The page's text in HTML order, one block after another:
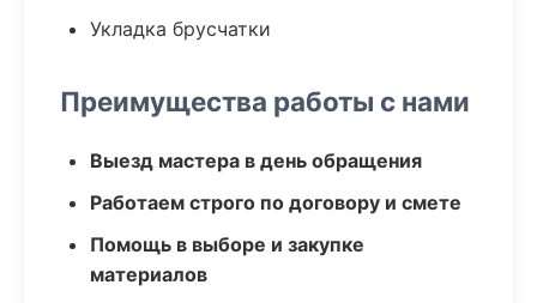
Укладка брусчатки
Преимущества работы с нами
Выезд мастера в день обращения
Работаем строго по договору и смете
Помощь в выборе и закупке
материалов